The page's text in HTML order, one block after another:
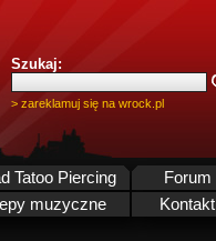
Szukaj:
> zareklamuj się na wrock.pl
Tatoo Piercing
Forum
muzyczne Kontakt